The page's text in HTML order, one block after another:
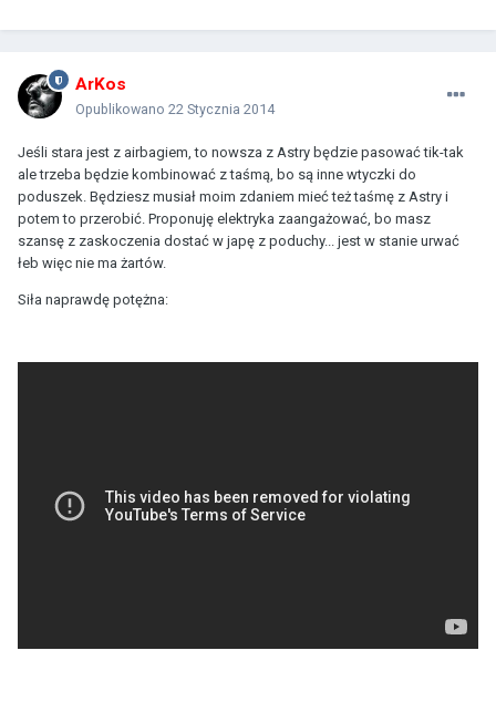
ArKos
Opublikowano 22 Stycznia 2014
Jeśli stara jest z airbagiem, to nowsza z Astry będzie pasować tik-tak
ale trzeba będzie kombinować z taśmą, bo są inne wtyczki do
poduszek. Będziesz musiał moim zdaniem mieć też taśmę z Astry i
potem to przerobić. Proponuję elektryka zaangażować, bo masz
szansę z zaskoczenia dostać w japę z poduchy... jest w stanie urwać
łeb więc nie ma żartów.
Siła naprawdę potężna: